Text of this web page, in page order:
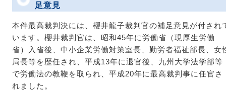
足意見
本件最高裁判決には、櫻井龍子裁判官の補足意見が付され
います。櫻井裁判官は、昭和45年に労働省（現厚生労働
省）入省後、中小企業労働対策室長、勤労者福祉部長、女
局長等を歴任され、平成13年に退官後、九州大学法学部等
で労働法の教鞭を取られ、平成20年に最高裁判事に任官さ
れました。